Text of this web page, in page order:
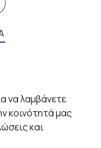
να λαμβάνετε
κοινότητά μας
και